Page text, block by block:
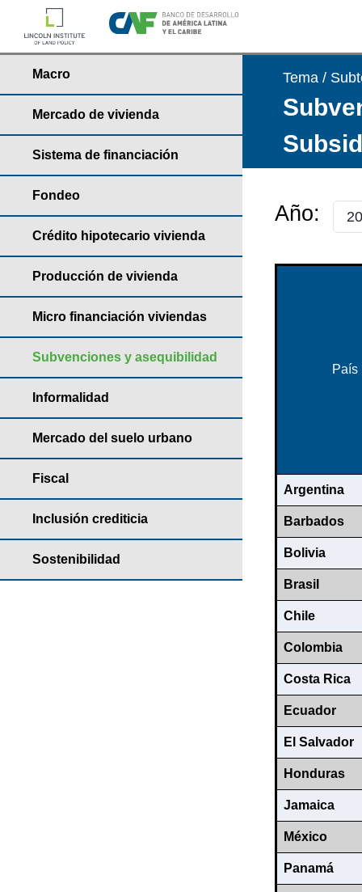
Macro
Mercado de vivienda
Sistema de financiación
Fondeo
Crédito hipotecario vivienda
Producción de vivienda
Micro financiación viviendas
Subvenciones y asequibilidad
Informalidad
Mercado del suelo urbano
Fiscal
Inclusión crediticia
Sostenibilidad
Tema /
Año:
País
Argentina
Barbados
Bolivia
Brasil
Chile
Colombia
Costa Rica
Ecuador
El Salvador
Honduras
Jamaica
México
Panamá